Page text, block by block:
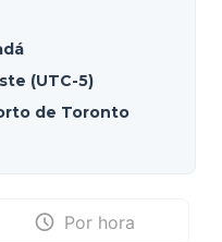
(UTC-5)
de Toronto